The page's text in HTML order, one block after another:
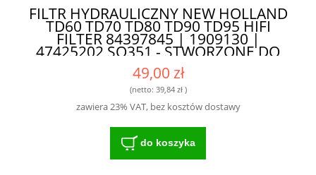
FILTR HYDRAULICZNY NEW HOLLAND
TD60 TD70 TD80 TD90 TD95 HIFI
FILTER 84397845 | 1909130 |
47425202 SO351 - STWORZONE DO
INTENSYWNEJ EKSPLOATACJI
49,00 zł
(netto: 39,84 zł)
zawiera 23% VAT, bez kosztów dostawy
do koszyka